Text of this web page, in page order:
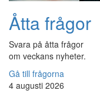
Åtta frågor
Svara på åtta frågor
om veckans nyheter.
Gå till frågorna
4 augusti 2026